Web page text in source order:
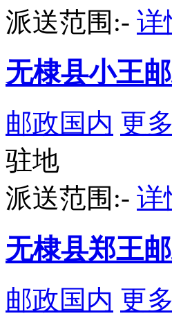
派送范围:- 详
无棣县小王
邮政国内 更
驻地
派送范围:- 详
无棣县郑王
邮政国内 更